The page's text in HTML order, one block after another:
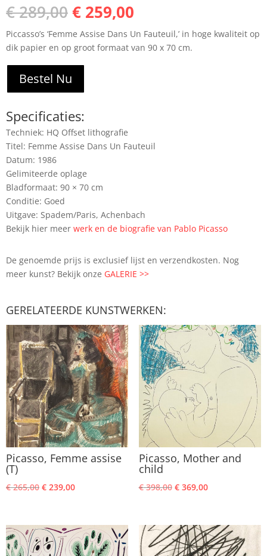
€289,00Oorspronkelijke
prijs
was:
€ 289,00.
€ 259,00
is:
€ 259,00.
Piccasso’s ‘Femme Assise Dans Un Fauteuil,’ in hoge kwaliteit op
dik papier en op groot formaat van 90 x 70 cm.
Bestel Nu
Specificaties:
Techniek: HQ Offset lithografie
Titel: Femme Assise Dans Un Fauteuil
Datum: 1986
Gelimiteerde oplage
Bladformaat: 90 × 70 cm
Conditie: Goed
Uitgave: Spadem/Paris, Achenbach
Bekijk hier meer werk en de biografie van Pablo Picasso
De genoemde prijs is exclusief lijst en verzendkosten. Nog
meer kunst? Bekijk onze GALERIE >>
GERELATEERDE KUNSTWERKEN:
Picasso, Femme assise
(T)
€265,00 Oorspronkelijke
€ 265,00.
€ 239,00Huidige
€ 239,00.
Picasso, Mother and
child
€398,00 Oorspronkelijke
€ 398,00.
€369,00Huidige
€ 369,00.